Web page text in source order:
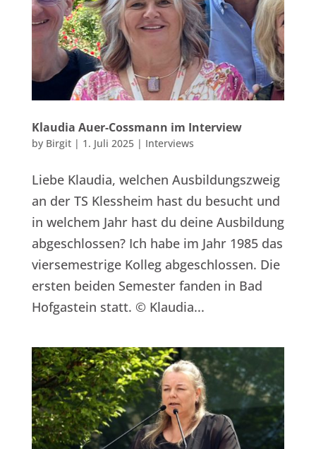
Klaudia Auer-Cossmann im Interview
by Birgit| 1. Juli 2025| Interviews
Liebe Klaudia, welchen Ausbildungszweig
an der TS Klessheim hast du besucht und
in welchem Jahr hast du deine Ausbildung
abgeschlossen? Ich habe im Jahr 1985 das
viersemestrige Kolleg abgeschlossen. Die
ersten beiden Semester fanden in Bad
Hofgastein statt. © Klaudia...